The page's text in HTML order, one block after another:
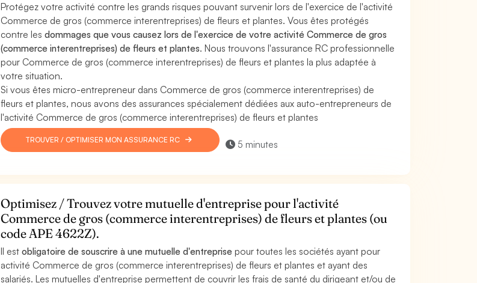
Protégez votre activité contre les grands risques pouvant survenir lors de l'exercice de l'activité
Commerce de gros (commerce interentreprises) de fleurs et plantes. Vous êtes protégés
contre les dommages que vous causez lors de l'exercice de votre activité Commerce de gros
(commerce interentreprises) de fleurs et plantes. Nous trouvons l'assurance RC professionnelle
pour Commerce de gros (commerce interentreprises) de fleurs et plantes la plus adaptée à
votre situation.
Si vous êtes micro-entrepreneur dans Commerce de gros (commerce interentreprises) de
fleurs et plantes, nous avons des assurances spécialement dédiées aux auto-entrepreneurs de
l'activité Commerce de gros (commerce interentreprises) de fleurs et plantes
TROUVER / OPTIMISER MON ASSURANCE RC 5 minutes
Optimisez / Trouvez votre mutuelle d'entreprise pour l'activité
Commerce de gros (commerce interentreprises) de fleurs et plantes (ou
code APE 4622Z).
Il est obligatoire de souscrire à une mutuelle d'entreprise pour toutes les sociétés ayant pour
activité Commerce de gros (commerce interentreprises) de fleurs et plantes et ayant des
salariés. Les mutuelles d'entreprise permettent de couvrir les frais de santé du dirigeant et/ou de